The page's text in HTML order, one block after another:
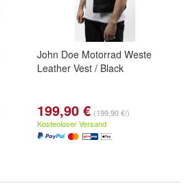
John Doe Motorrad Weste
Leather Vest / Black
199,90 € (199,90 €/)
Kostenloser Versand